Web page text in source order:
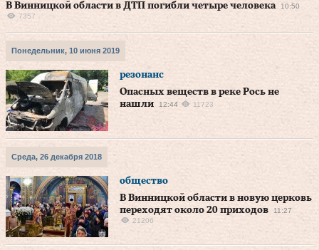
В Винницкой области в ДТП погибли четыре человека
10:50
7357
Понедельник, 10 июня 2019
резонанс
Опасных веществ в реке Рось не
нашли
12:44 11723
Среда, 26 декабря 2018
общество
В Винницкой области в новую церковь
переходят около 20 приходов
11:27
21206